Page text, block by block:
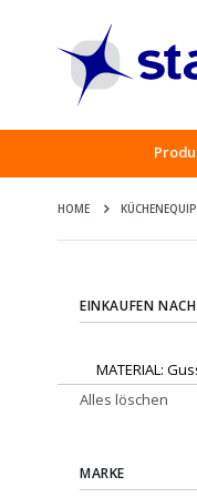
HOME
EINKAUFEN NACH
MATERIAL
Alles löschen
MARKE